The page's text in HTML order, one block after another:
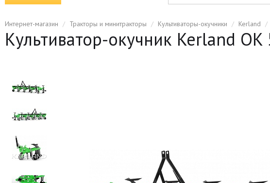
Интернет-магазин / Тракторы и минитракторы / Культиваторы-окучники / Kerland /
Культиватор-окучник Kerland